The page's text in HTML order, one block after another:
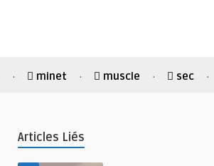
· minet · muscle · sec ·
Articles Liés